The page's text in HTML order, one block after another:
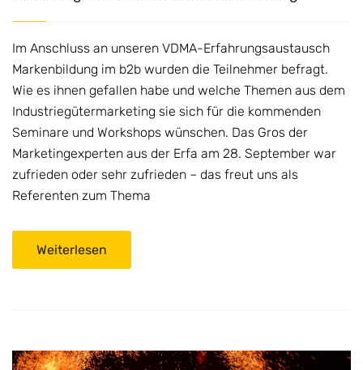
Im Anschluss an unseren VDMA-Erfahrungsaustausch
Markenbildung im b2b wurden die Teilnehmer befragt.
Wie es ihnen gefallen habe und welche Themen aus dem
Industriegütermarketing sie sich für die kommenden
Seminare und Workshops wünschen. Das Gros der
Marketingexperten aus der Erfa am 28. September war
zufrieden oder sehr zufrieden – das freut uns als
Referenten zum Thema
Weiterlesen